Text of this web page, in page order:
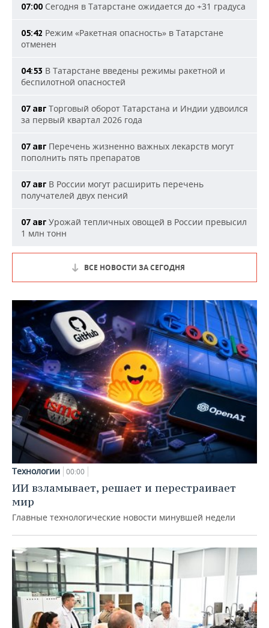
07:00 Сегодня в Татарстане ожидается до +31 градуса
05:42 Режим «Ракетная опасность» в Татарстане
отменен
04:53 В Татарстане введены режимы ракетной и
беспилотной опасностей
07 авг Торговый оборот Татарстана и Индии удвоился
за первый квартал 2026 года
07 авг Перечень жизненно важных лекарств могут
пополнить пять препаратов
07 авг В России могут расширить перечень
получателей двух пенсий
07 авг Урожай тепличных овощей в России превысил
1 млн тонн
ВСЕ НОВОСТИ ЗА СЕГОДНЯ
Технологии 00:00
ИИ взламывает, решает и перестраивает
мир
Главные технологические новости минувшей недели